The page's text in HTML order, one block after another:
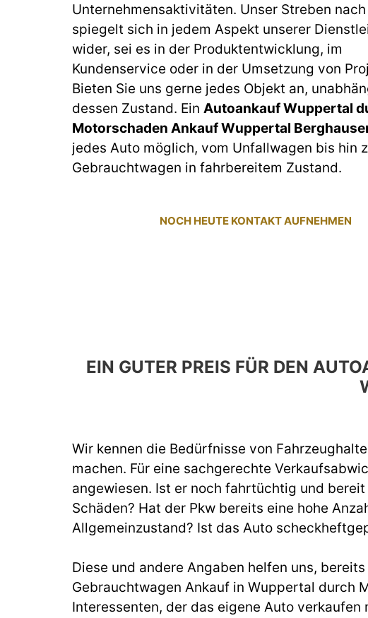
Unternehmensaktivitäten. Unser Streben
spiegelt sich in jedem Aspekt unserer
wider, sei es in der Produktentwicklung, im
Kundenservice oder in der Umsetzung von
Bieten Sie uns gerne jedes Objekt an,
dessen Zustand. Ein Autoankauf Wuppertal
Motorschaden Ankauf Wuppertal
jedes Auto möglich, vom Unfallwagen bis hin
Gebrauchtwagen in fahrbereitem Zustand.
NOCH HEUTE KONTAKT AUFNEHMEN
EIN GUTER PREIS FÜR DEN
Wir kennen die Bedürfnisse von
machen. Für eine sachgerechte
angewiesen. Ist er noch fahrtüchtig und
Schäden? Hat der Pkw bereits eine hohe
Allgemeinzustand? Ist das Auto
Diese und andere Angaben helfen uns,
Gebrauchtwagen Ankauf in Wuppertal durch
Interessenten, der das eigene Auto